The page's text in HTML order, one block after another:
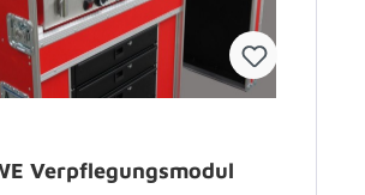
Verpflegungsmodul